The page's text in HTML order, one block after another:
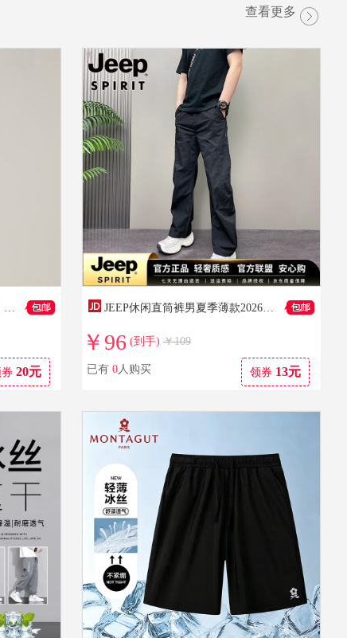
到手价：108
到手价：52
查看更多
雅戈尔衬衫男春秋款【DP免烫】纯棉长袖衬衫纯色衬衫男轻商务易打理 深蓝色GLDP16384FJA 42
20元
JEEP休闲直筒裤男夏季薄款2026年个性设计感男士拉链宽松哈伦阔腿裤子 K14黑色【高质感】 M 【100-125斤】
￥96 (到手) ￥109
已有 0人购买 领券 13元